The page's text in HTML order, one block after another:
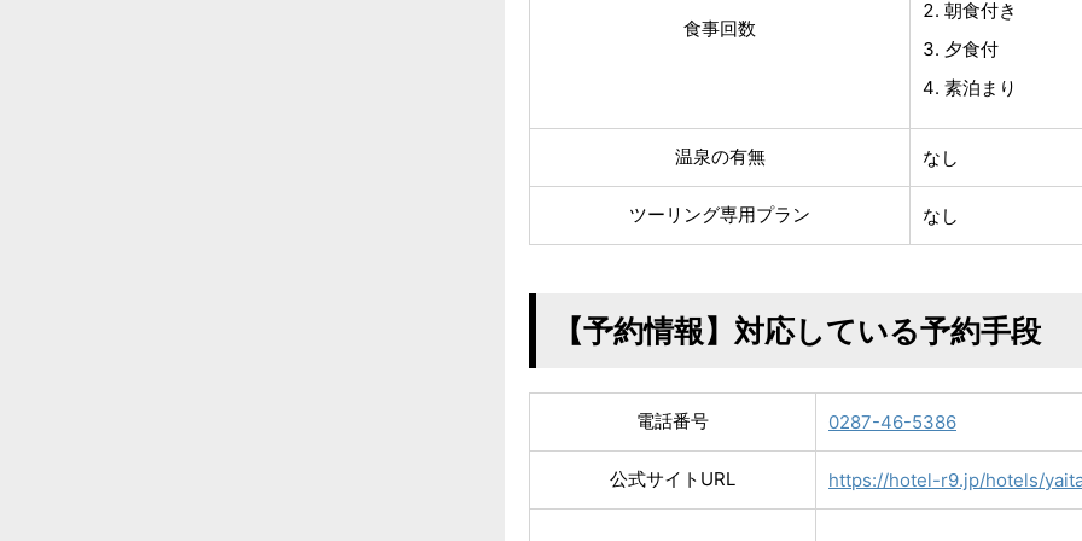
食事回数
朝食付き
夕食付
素泊まり
温泉の有無 なし
ツーリング専用プラン なし
【予約情報】対応している予約手段
電話番号 0287-46-5386
公式サイトURL https://hotel-r9.jp/hotels/